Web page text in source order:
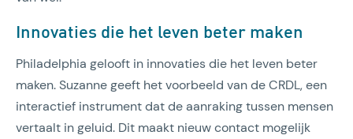
Innovaties die het leven beter maken
Philadelphia gelooft in innovaties die het leven beter
maken. Suzanne geeft het voorbeeld van de CRDL, een
interactief instrument dat de aanraking tussen mensen
vertaalt in geluid. Dit maakt nieuw contact mogelijk